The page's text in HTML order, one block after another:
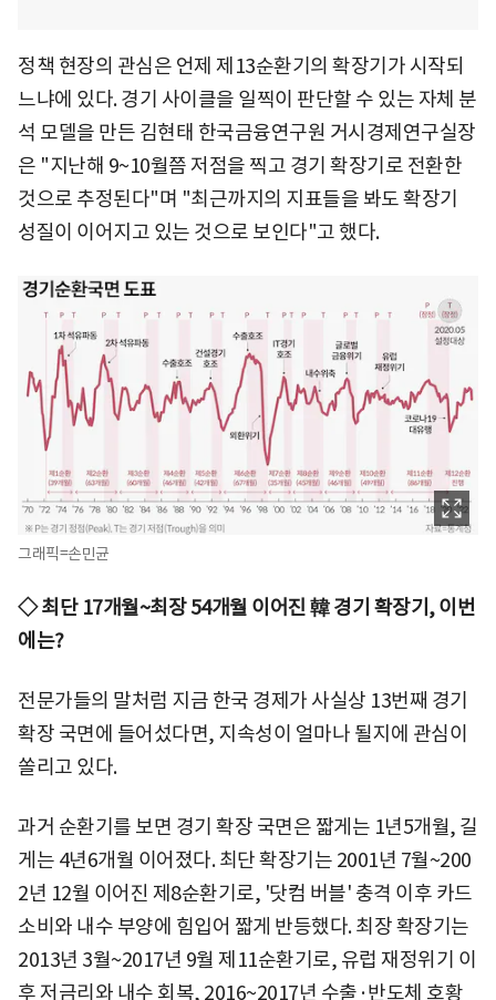
정책 현장의 관심은 언제 제13순환기의 확장기가 시작되
느냐에 있다. 경기 사이클을 일찍이 판단할 수 있는 자체 분
석 모델을 만든 김현태 한국금융연구원 거시경제연구실장
은 "지난해 9~10월쯤 저점을 찍고 경기 확장기로 전환한
것으로 추정된다"며 "최근까지의 지표들을 봐도 확장기
성질이 이어지고 있는 것으로 보인다"고 했다.
그래픽=손민균
◇ 최단 17개월~최장 54개월 이어진 韓 경기 확장기, 이번
에는?
전문가들의 말처럼 지금 한국 경제가 사실상 13번째 경기
확장 국면에 들어섰다면, 지속성이 얼마나 될지에 관심이
쏠리고 있다.
과거 순환기를 보면 경기 확장 국면은 짧게는 1년5개월, 길
게는 4년6개월 이어졌다. 최단 확장기는 2001년 7월~200
2년 12월 이어진 제8순환기로, '닷컴 버블' 충격 이후 카드
소비와 내수 부양에 힘입어 짧게 반등했다. 최장 확장기는
2013년 3월~2017년 9월 제11순환기로, 유럽 재정위기 이
후 저금리와 내수 회복, 2016~2017년 수출·반도체 호황